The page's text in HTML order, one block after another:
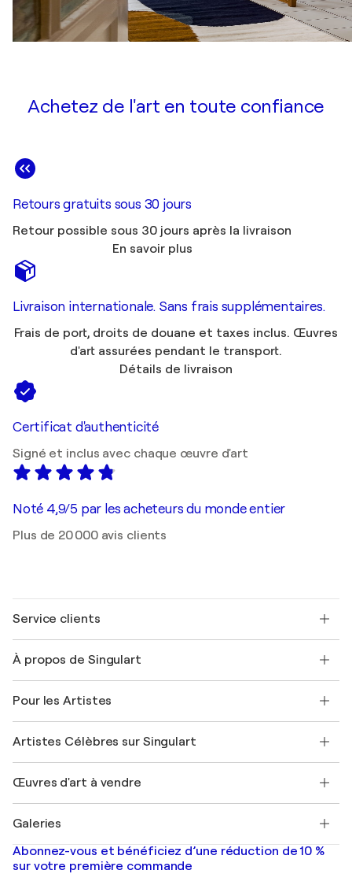
Achetez de l'art en toute confiance
Retours gratuits sous 30 jours
Retour possible sous 30 jours après la livraison
En savoir plus
Livraison internationale. Sans frais supplémentaires.
Frais de port, droits de douane et taxes inclus. Œuvres
d'art assurées pendant le transport.
Détails de livraison
Certificat d'authenticité
Signé et inclus avec chaque œuvre d'art
Noté 4,9/5 par les acheteurs du monde entier
Plus de 20 000 avis clients
Service clients
Expédition
Offrir une carte cadeau
Rejoignez notre programme commercial
Mon compte
+33 1 76 44 06 42
À propos de Singulart
FAQ
Magazine Singulart
Emplois
Découvrez une sélection d'art original
Pour les Artistes
Se connecter en tant qu'Artiste
Artistes Célèbres sur Singulart
Marc Chagall
Banksy
Mr. Brainwash
Shepard Fairey
Œuvres d'art à vendre
Tableaux abstraits à vendre
Peintures de paysage
Estampes
Galeries
Galeries d'art en France
Galeries d'art en Belgique
Abonnez-vous et bénéficiez d’une réduction de 10 %
sur votre première commande